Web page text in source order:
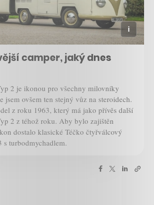
camper, jaký dnes
2 je ikonou pro všechny milovníky
jsem ovšem ten stejný vůz na steroidech.
z roku 1963, který má jako přívěs další
2 z téhož roku. Aby bylo zajištěn
dostalo klasické Téčko čtyřválcový
s turbodmychadlem.